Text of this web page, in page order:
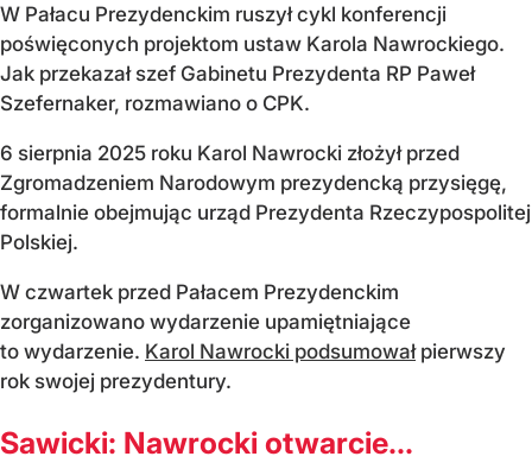
W Pałacu Prezydenckim ruszył cykl konferencji
poświęconych projektom ustaw Karola Nawrockiego.
Jak przekazał szef Gabinetu Prezydenta RP Paweł
Szefernaker, rozmawiano o CPK.
6 sierpnia 2025 roku Karol Nawrocki złożył przed
Zgromadzeniem Narodowym prezydencką przysięgę,
formalnie obejmując urząd Prezydenta Rzeczypospolitej
Polskiej.
W czwartek przed Pałacem Prezydenckim
zorganizowano wydarzenie upamiętniające
to wydarzenie. Karol Nawrocki podsumowałpierwszy
rok swojej prezydentury.
Sawicki: Nawrocki otwarcie...